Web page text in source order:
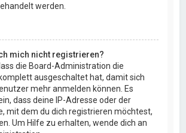
werden.
mich nicht registrieren?
die Board-Administration die
ausgeschaltet hat, damit sich
mehr anmelden können. Es
dass deine IP-Adresse oder der
mit dem du dich registrieren möchtest,
Um Hilfe zu erhalten, wende dich an